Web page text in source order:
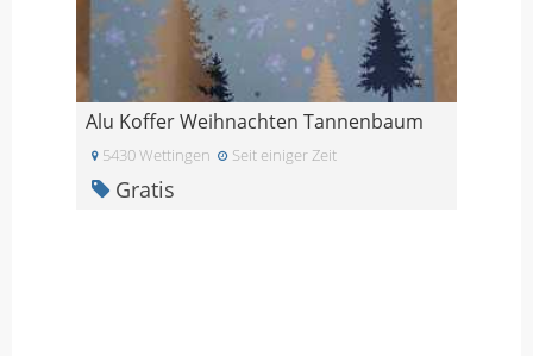
Alu Koffer Weihnachten Tannenbaum
5430 Wettingen Seit einiger Zeit
Gratis